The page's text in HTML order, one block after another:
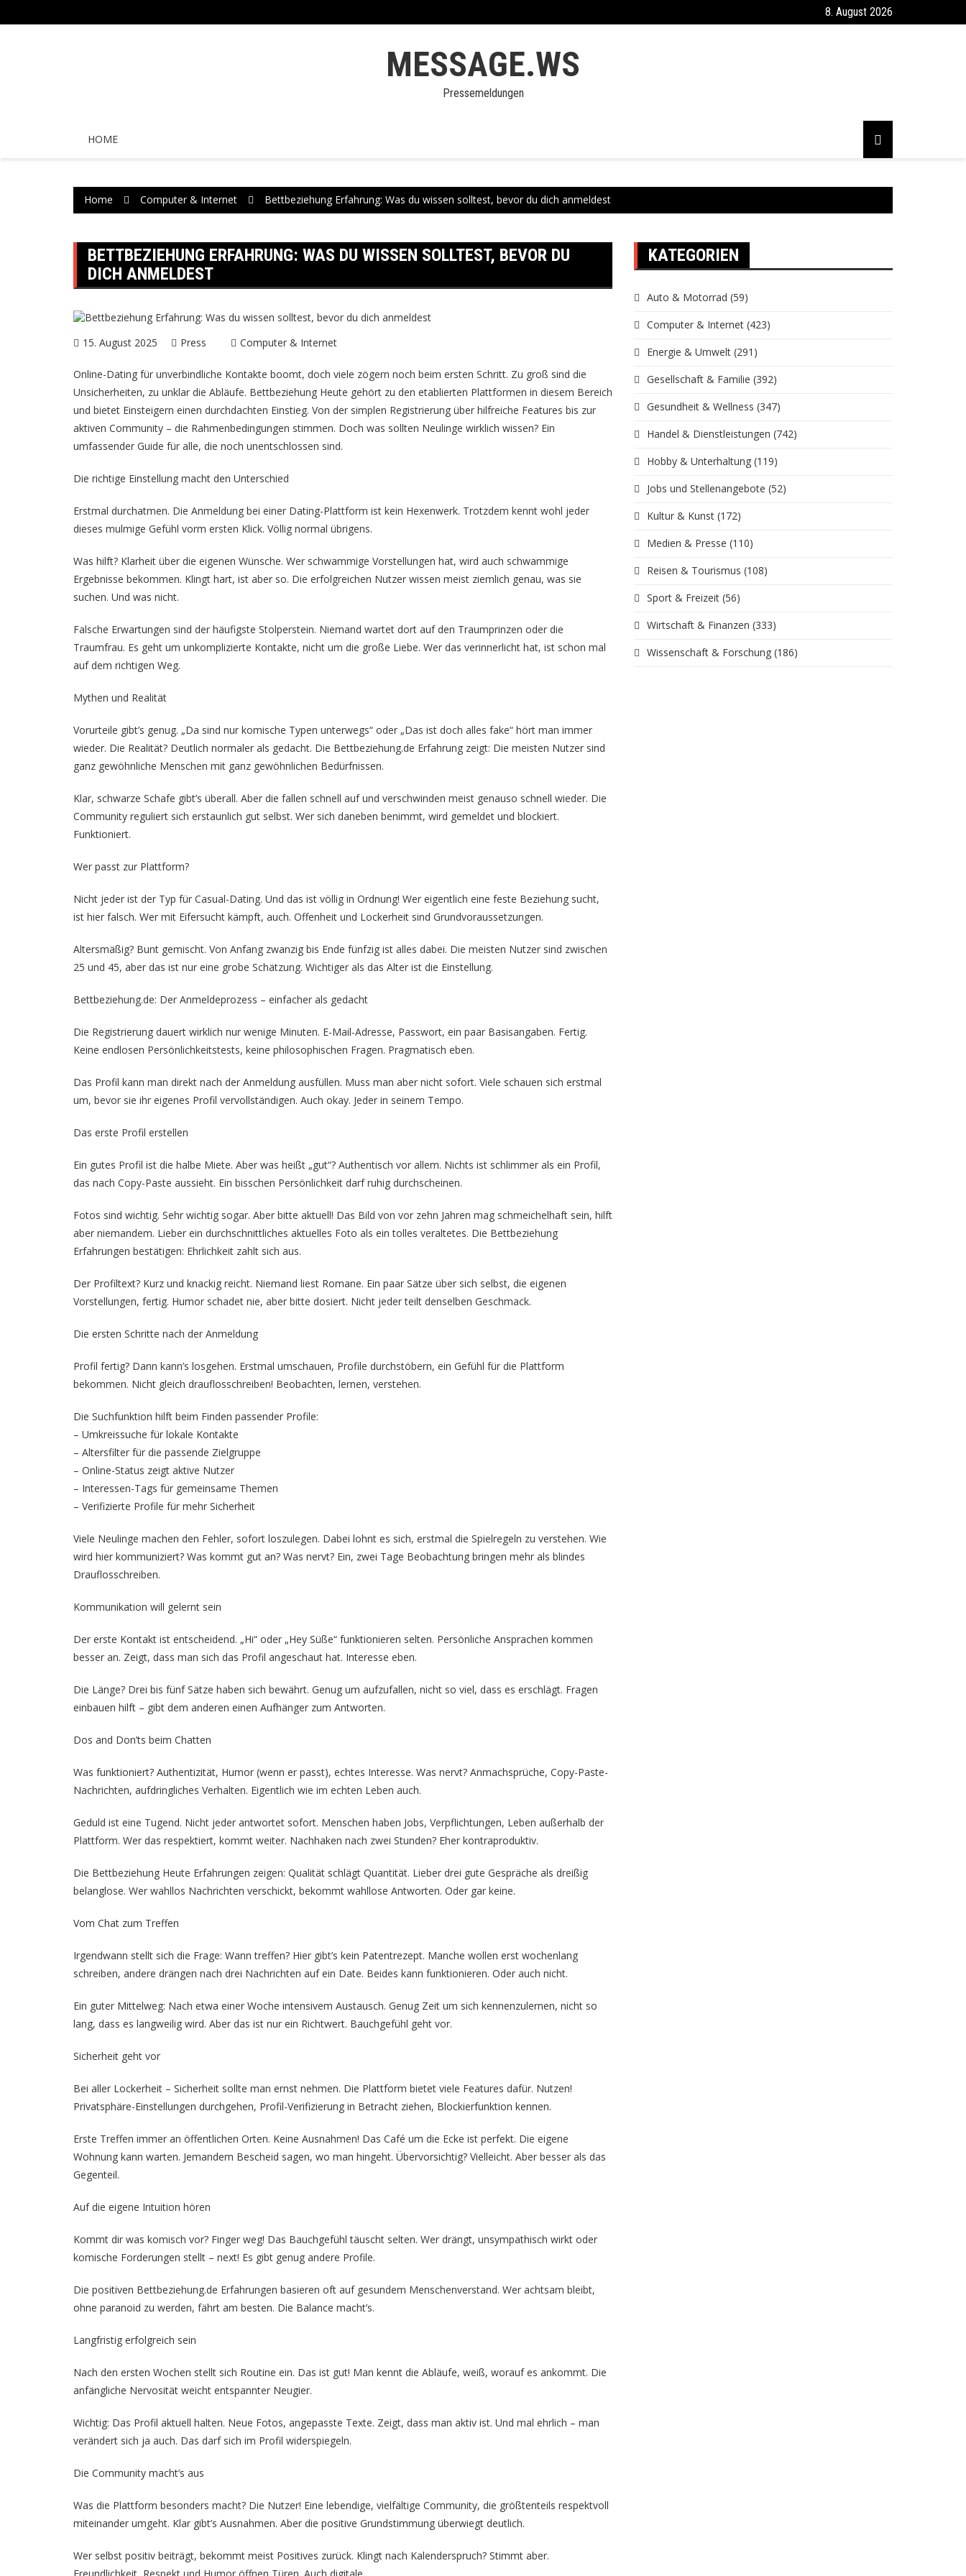
to
8. August 2026
MESSAGE.WS
Pressemeldungen
HOME
Home Computer & Internet Bettbeziehung Erfahrung: Was du wissen solltest, bevor du dich anmeldest
BETTBEZIEHUNG ERFAHRUNG: WAS DU WISSEN SOLLTEST, BEVOR DU
DICH ANMELDEST
15. August 2025 Press Computer & Internet
Online-Dating für unverbindliche Kontakte boomt, doch viele zögern noch beim ersten Schritt. Zu groß sind die
Unsicherheiten, zu unklar die Abläufe. Bettbeziehung Heute gehört zu den etablierten Plattformen in diesem Bereich
und bietet Einsteigern einen durchdachten Einstieg. Von der simplen Registrierung über hilfreiche Features bis zur
aktiven Community – die Rahmenbedingungen stimmen. Doch was sollten Neulinge wirklich wissen? Ein
umfassender Guide für alle, die noch unentschlossen sind.
Die richtige Einstellung macht den Unterschied
Erstmal durchatmen. Die Anmeldung bei einer Dating-Plattform ist kein Hexenwerk. Trotzdem kennt wohl jeder
dieses mulmige Gefühl vorm ersten Klick. Völlig normal übrigens.
Was hilft? Klarheit über die eigenen Wünsche. Wer schwammige Vorstellungen hat, wird auch schwammige
Ergebnisse bekommen. Klingt hart, ist aber so. Die erfolgreichen Nutzer wissen meist ziemlich genau, was sie
suchen. Und was nicht.
Falsche Erwartungen sind der häufigste Stolperstein. Niemand wartet dort auf den Traumprinzen oder die
Traumfrau. Es geht um unkomplizierte Kontakte, nicht um die große Liebe. Wer das verinnerlicht hat, ist schon mal
auf dem richtigen Weg.
Mythen und Realität
Vorurteile gibt’s genug. „Da sind nur komische Typen unterwegs“ oder „Das ist doch alles fake“ hört man immer
wieder. Die Realität? Deutlich normaler als gedacht. Die Bettbeziehung.de Erfahrung zeigt: Die meisten Nutzer sind
ganz gewöhnliche Menschen mit ganz gewöhnlichen Bedürfnissen.
Klar, schwarze Schafe gibt’s überall. Aber die fallen schnell auf und verschwinden meist genauso schnell wieder. Die
Community reguliert sich erstaunlich gut selbst. Wer sich daneben benimmt, wird gemeldet und blockiert.
Funktioniert.
Wer passt zur Plattform?
Nicht jeder ist der Typ für Casual-Dating. Und das ist völlig in Ordnung! Wer eigentlich eine feste Beziehung sucht,
ist hier falsch. Wer mit Eifersucht kämpft, auch. Offenheit und Lockerheit sind Grundvoraussetzungen.
Altersmäßig? Bunt gemischt. Von Anfang zwanzig bis Ende fünfzig ist alles dabei. Die meisten Nutzer sind zwischen
25 und 45, aber das ist nur eine grobe Schätzung. Wichtiger als das Alter ist die Einstellung.
Bettbeziehung.de: Der Anmeldeprozess – einfacher als gedacht
Die Registrierung dauert wirklich nur wenige Minuten. E-Mail-Adresse, Passwort, ein paar Basisangaben. Fertig.
Keine endlosen Persönlichkeitstests, keine philosophischen Fragen. Pragmatisch eben.
Das Profil kann man direkt nach der Anmeldung ausfüllen. Muss man aber nicht sofort. Viele schauen sich erstmal
um, bevor sie ihr eigenes Profil vervollständigen. Auch okay. Jeder in seinem Tempo.
Das erste Profil erstellen
Ein gutes Profil ist die halbe Miete. Aber was heißt „gut“? Authentisch vor allem. Nichts ist schlimmer als ein Profil,
das nach Copy-Paste aussieht. Ein bisschen Persönlichkeit darf ruhig durchscheinen.
Fotos sind wichtig. Sehr wichtig sogar. Aber bitte aktuell! Das Bild von vor zehn Jahren mag schmeichelhaft sein, hilft
aber niemandem. Lieber ein durchschnittliches aktuelles Foto als ein tolles veraltetes. Die Bettbeziehung
Erfahrungen bestätigen: Ehrlichkeit zahlt sich aus.
Der Profiltext? Kurz und knackig reicht. Niemand liest Romane. Ein paar Sätze über sich selbst, die eigenen
Vorstellungen, fertig. Humor schadet nie, aber bitte dosiert. Nicht jeder teilt denselben Geschmack.
Die ersten Schritte nach der Anmeldung
Profil fertig? Dann kann’s losgehen. Erstmal umschauen, Profile durchstöbern, ein Gefühl für die Plattform
bekommen. Nicht gleich drauflosschreiben! Beobachten, lernen, verstehen.
Die Suchfunktion hilft beim Finden passender Profile:
– Umkreissuche für lokale Kontakte
– Altersfilter für die passende Zielgruppe
– Online-Status zeigt aktive Nutzer
– Interessen-Tags für gemeinsame Themen
– Verifizierte Profile für mehr Sicherheit
Viele Neulinge machen den Fehler, sofort loszulegen. Dabei lohnt es sich, erstmal die Spielregeln zu verstehen. Wie
wird hier kommuniziert? Was kommt gut an? Was nervt? Ein, zwei Tage Beobachtung bringen mehr als blindes
Drauflosschreiben.
Kommunikation will gelernt sein
Der erste Kontakt ist entscheidend. „Hi“ oder „Hey Süße“ funktionieren selten. Persönliche Ansprachen kommen
besser an. Zeigt, dass man sich das Profil angeschaut hat. Interesse eben.
Die Länge? Drei bis fünf Sätze haben sich bewährt. Genug um aufzufallen, nicht so viel, dass es erschlägt. Fragen
einbauen hilft – gibt dem anderen einen Aufhänger zum Antworten.
Dos and Don’ts beim Chatten
Was funktioniert? Authentizität, Humor (wenn er passt), echtes Interesse. Was nervt? Anmachsprüche, Copy-Paste-
Nachrichten, aufdringliches Verhalten. Eigentlich wie im echten Leben auch.
Geduld ist eine Tugend. Nicht jeder antwortet sofort. Menschen haben Jobs, Verpflichtungen, Leben außerhalb der
Plattform. Wer das respektiert, kommt weiter. Nachhaken nach zwei Stunden? Eher kontraproduktiv.
Die Bettbeziehung Heute Erfahrungen zeigen: Qualität schlägt Quantität. Lieber drei gute Gespräche als dreißig
belanglose. Wer wahllos Nachrichten verschickt, bekommt wahllose Antworten. Oder gar keine.
Vom Chat zum Treffen
Irgendwann stellt sich die Frage: Wann treffen? Hier gibt’s kein Patentrezept. Manche wollen erst wochenlang
schreiben, andere drängen nach drei Nachrichten auf ein Date. Beides kann funktionieren. Oder auch nicht.
Ein guter Mittelweg: Nach etwa einer Woche intensivem Austausch. Genug Zeit um sich kennenzulernen, nicht so
lang, dass es langweilig wird. Aber das ist nur ein Richtwert. Bauchgefühl geht vor.
Sicherheit geht vor
Bei aller Lockerheit – Sicherheit sollte man ernst nehmen. Die Plattform bietet viele Features dafür. Nutzen!
Privatsphäre-Einstellungen durchgehen, Profil-Verifizierung in Betracht ziehen, Blockierfunktion kennen.
Erste Treffen immer an öffentlichen Orten. Keine Ausnahmen! Das Café um die Ecke ist perfekt. Die eigene
Wohnung kann warten. Jemandem Bescheid sagen, wo man hingeht. Übervorsichtig? Vielleicht. Aber besser als das
Gegenteil.
Auf die eigene Intuition hören
Kommt dir was komisch vor? Finger weg! Das Bauchgefühl täuscht selten. Wer drängt, unsympathisch wirkt oder
komische Forderungen stellt – next! Es gibt genug andere Profile.
Die positiven Bettbeziehung.de Erfahrungen basieren oft auf gesundem Menschenverstand. Wer achtsam bleibt,
ohne paranoid zu werden, fährt am besten. Die Balance macht’s.
Langfristig erfolgreich sein
Nach den ersten Wochen stellt sich Routine ein. Das ist gut! Man kennt die Abläufe, weiß, worauf es ankommt. Die
anfängliche Nervosität weicht entspannter Neugier.
Wichtig: Das Profil aktuell halten. Neue Fotos, angepasste Texte. Zeigt, dass man aktiv ist. Und mal ehrlich – man
verändert sich ja auch. Das darf sich im Profil widerspiegeln.
Die Community macht’s aus
Was die Plattform besonders macht? Die Nutzer! Eine lebendige, vielfältige Community, die größtenteils respektvoll
miteinander umgeht. Klar gibt’s Ausnahmen. Aber die positive Grundstimmung überwiegt deutlich.
Wer selbst positiv beiträgt, bekommt meist Positives zurück. Klingt nach Kalenderspruch? Stimmt aber.
KATEGORIEN
Auto & Motorrad (59)
Computer & Internet (423)
Energie & Umwelt (291)
Gesellschaft & Familie (392)
Gesundheit & Wellness (347)
Handel & Dienstleistungen (742)
Hobby & Unterhaltung (119)
Jobs und Stellenangebote (52)
Kultur & Kunst (172)
Medien & Presse (110)
Reisen & Tourismus (108)
Sport & Freizeit (56)
Wirtschaft & Finanzen (333)
Wissenschaft & Forschung (186)